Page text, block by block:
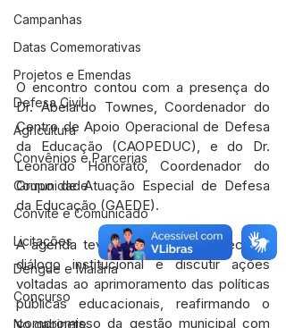
Campanhas
Datas Comemorativas
Projetos e Emendas
Defesa Civil
Agricultura
Convênios e Parcerias
Comunidade
Convite e Comunicado
Licitações
Dengue e Malária
Concurso
No gabinete
O encontro contou com a presença do
Dr. Abelardo Townes, Coordenador do
Centro de Apoio Operacional de Defesa
da Educação (CAOPEDUC), e do Dr.
Leonardo Honorato, Coordenador do
Grupo de Atuação Especial de Defesa
da Educação (GAEDE).
A agenda teve como foco fortalecer o
diálogo institucional e discutir ações
voltadas ao aprimoramento das políticas
públicas educacionais, reafirmando o
compromisso da gestão municipal com